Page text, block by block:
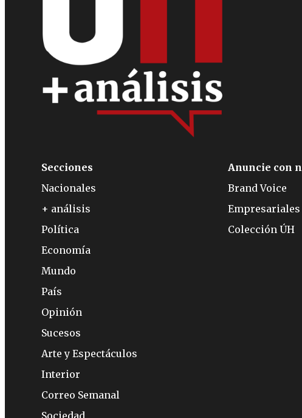
Secciones
Nacionales
+ análisis
Política
Economía
Mundo
País
Opinión
Sucesos
Arte y Espectáculos
Interior
Correo Semanal
Sociedad
Anuncie con
Brand Voice
Empresariales
Colección ÚH